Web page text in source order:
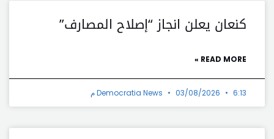
كنعان يعلن انجاز “إصلاح المصارف”
READ MORE »
Democratia News 03/08/2026 6:13 م